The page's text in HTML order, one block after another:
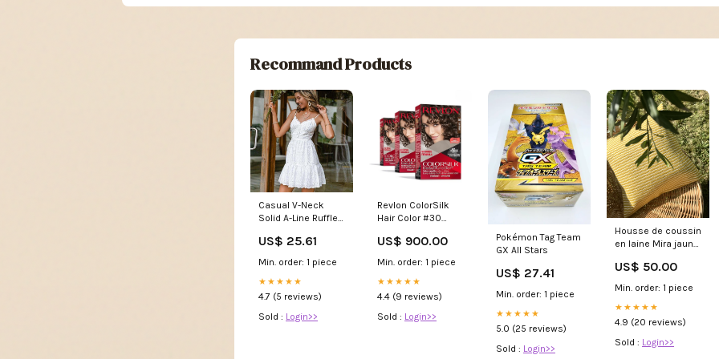
Recommand Products
Casual V-Neck
Solid A-Line Ruffled
Suspender Short
Dress
US$ 25.61
Min. order: 1 piece
★★★★★
Sold :Login>>
Revlon ColorSilk
Dark Brown –
Ammonia Free
Permanent Hair
Dye Food Storage
Tool
US$ 900.00
Min. order: 1 piece
★★★★★
Sold : Login>>
GX All Stars
US$ 27.41
Min. order: 1 piece
★★★★★
Sold :Login>>
Housse de coussin
en laine Mira jaune
vestiaire
US$ 50.00
Min. order: 1 piece
★★★★★
Sold :Login>>